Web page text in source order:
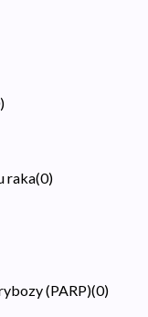
)
raka(0)
(PARP)(0)